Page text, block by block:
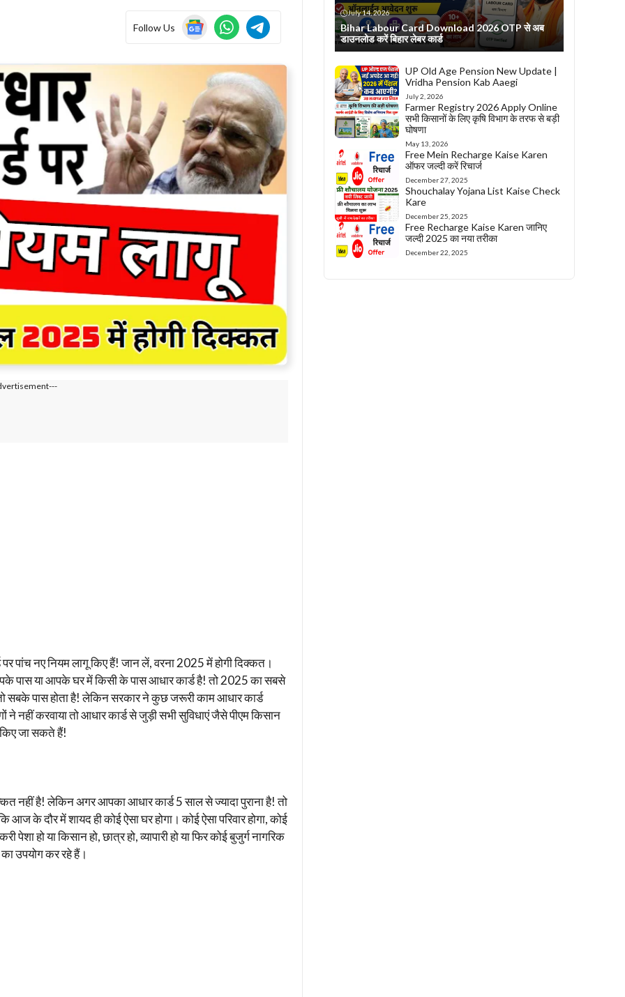
Follow Us
पांच नए नियम लागू किए हैं! जान लें, वरना 2025 में होगी दिक्कत।
पास या आपके घर में किसी के पास आधार कार्ड है! तो 2025 का सबसे
सबके पास होता है! लेकिन सरकार ने कुछ जरूरी काम आधार कार्ड
नहीं करवाया तो आधार कार्ड से जुड़ी सभी सुविधाएं जैसे पीएम किसान
जा सकते हैं!
नहीं है! लेकिन अगर आपका आधार कार्ड 5 साल से ज्यादा पुराना है! तो
के दौर में शायद ही कोई ऐसा घर होगा। कोई ऐसा परिवार होगा, कोई
पेशा हो या किसान हो, छात्र हो, व्यापारी हो या फिर कोई बुजुर्ग नागरिक
उपयोग कर रहे हैं।
July 14, 2026
Bihar Labour Card Download 2026 OTP से अब
डाउनलोड करें बिहार लेबर कार्ड
UP Old Age Pension New Update |
Vridha Pension Kab Aaegi
July 2, 2026
Farmer Registry 2026 Apply Online
सभी किसानों के लिए कृषि विभाग के तरफ से बड़ी
घोषणा
May 13, 2026
Free Mein Recharge Kaise Karen
ऑफर जल्दी करें रिचार्ज
December 27, 2025
Shouchalay Yojana List Kaise Check
Kare
December 25, 2025
Free Recharge Kaise Karen जानिए
जल्दी 2025 का नया तरीका
December 22, 2025